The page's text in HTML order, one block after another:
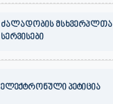
ძალადობის მსხვერპლთა
სერვისები
ელექტრონული პეტიცია